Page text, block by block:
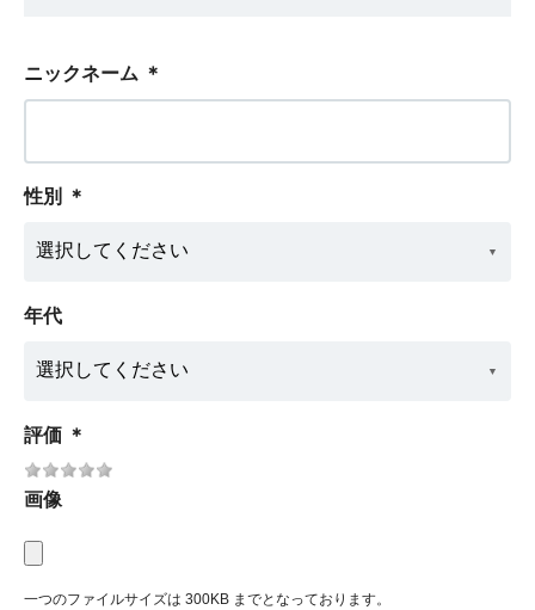
ニックネーム ＊
性別 ＊
年代
評価 ＊
画像
一つのファイルサイズは 300KB までとなっております。